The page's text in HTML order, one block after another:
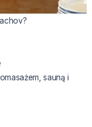
sauną i